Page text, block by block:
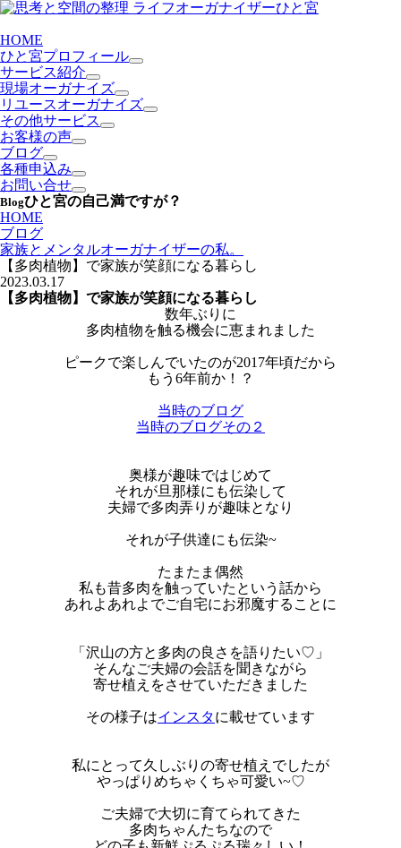
HOME
ひと宮プロフィール
サービス紹介
現場オーガナイズ
リユースオーガナイズ
その他サービス
お客様の声
ブログ
各種申込み
お問い合せ
Blogひと宮の自己満ですが？
HOME
ブログ
家族とメンタルオーガナイザーの私。
【多肉植物】で家族が笑顔になる暮らし
2023.03.17
【多肉植物】で家族が笑顔になる暮らし
数年ぶりに
多肉植物を触る機会に恵まれました
ピークで楽しんでいたのが2017年頃だから
もう6年前か！？
当時のブログ
当時のブログその２
奥様が趣味ではじめて
それが旦那様にも伝染して
夫婦で多肉弄りが趣味となり
それが子供達にも伝染~
たまたま偶然
私も昔多肉を触っていたという話から
あれよあれよでご自宅にお邪魔することに
「沢山の方と多肉の良さを語りたい♡」
そんなご夫婦の会話を聞きながら
寄せ植えをさせていただきました
その様子はインスタに載せています
私にとって久しぶりの寄せ植えでしたが
やっぱりめちゃくちゃ可愛い~♡
ご夫婦で大切に育てられてきた
多肉ちゃんたちなので